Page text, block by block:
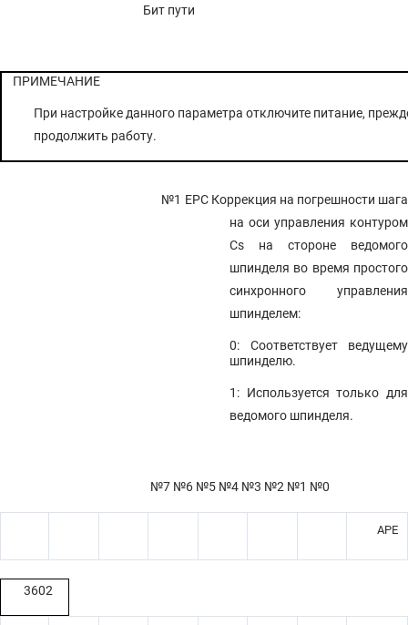
Бит пути
ПРИМЕЧАНИЕ
При настройке данного параметра отключите питание,
продолжить работу.
№1 EPC Коррекция на погрешности шага
на оси управления контуром
Cs на стороне ведомого
шпинделя во время простого
синхронного управления
шпинделем:
0: Соответствует ведущему
шпинделю.
1: Используется только для
ведомого шпинделя.
№7 №6 №5 №4 №3 №2 №1 №0
APE
3602